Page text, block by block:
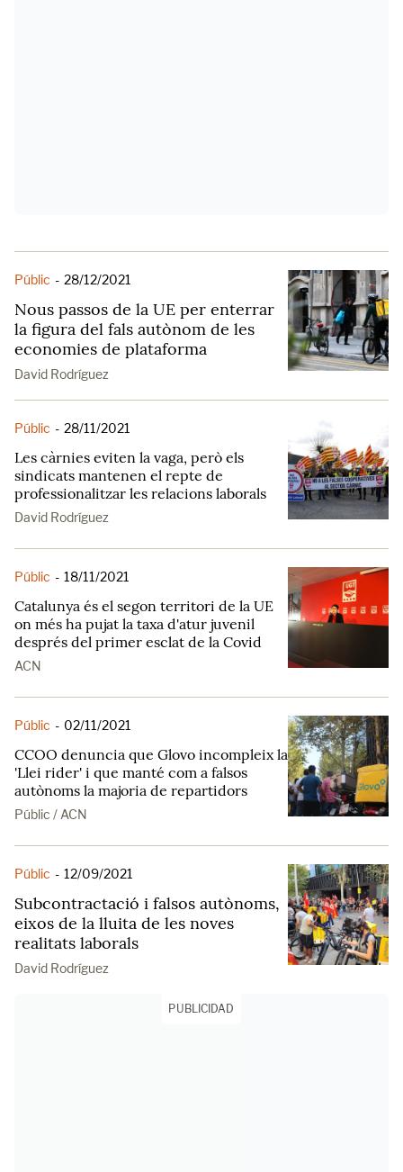
Públic - 28/12/2021
Nous passos de la UE per enterrar
la figura del fals autònom de les
economies de plataforma
David Rodríguez
Públic - 28/11/2021
Les càrnies eviten la vaga, però els
sindicats mantenen el repte de
professionalitzar les relacions laborals
David Rodríguez
Públic - 18/11/2021
Catalunya és el segon territori de la UE
on més ha pujat la taxa d'atur juvenil
després del primer esclat de la Covid
ACN
Públic - 02/11/2021
CCOO denuncia que Glovo incompleix la
'Llei rider' i que manté com a falsos
autònoms la majoria de repartidors
Públic / ACN
Públic - 12/09/2021
Subcontractació i falsos autònoms,
eixos de la lluita de les noves
realitats laborals
David Rodríguez
PUBLICIDAD